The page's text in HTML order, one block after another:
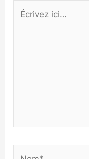
Écrivez
ici…